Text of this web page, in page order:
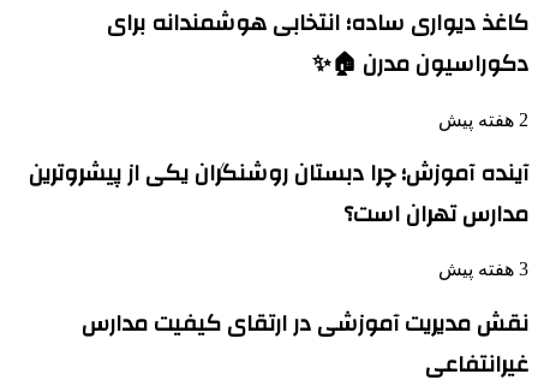
کاغذ دیواری ساده؛ انتخابی هوشمندانه برای
دکوراسیون مدرن 🏠✨
2 هفته پیش
آینده آموزش؛ چرا دبستان روشنگران یکی از پیشروترین
مدارس تهران است؟
3 هفته پیش
نقش مدیریت آموزشی در ارتقای کیفیت مدارس
غیرانتفاعی